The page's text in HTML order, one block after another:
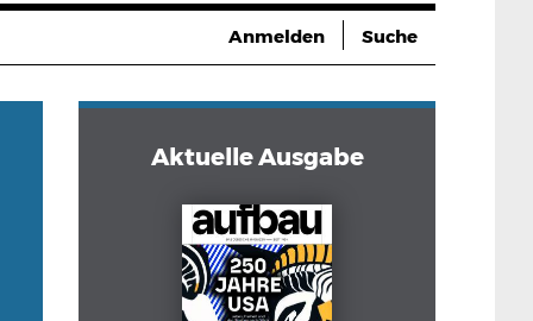
Anmelden Suche
Aktuelle Ausgabe